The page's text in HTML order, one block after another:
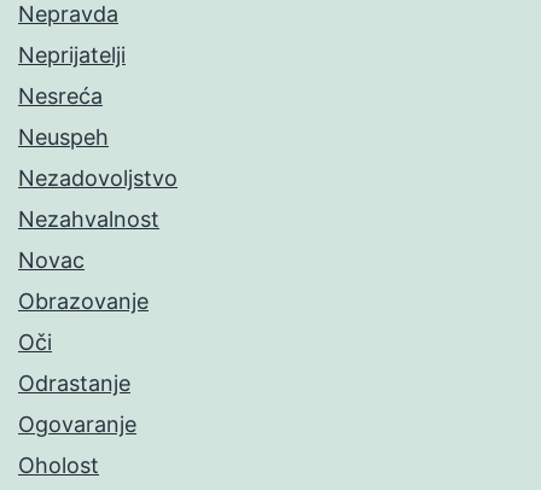
Nepravda
Neprijatelji
Nesreća
Neuspeh
Nezadovoljstvo
Nezahvalnost
Novac
Obrazovanje
Oči
Odrastanje
Ogovaranje
Oholost